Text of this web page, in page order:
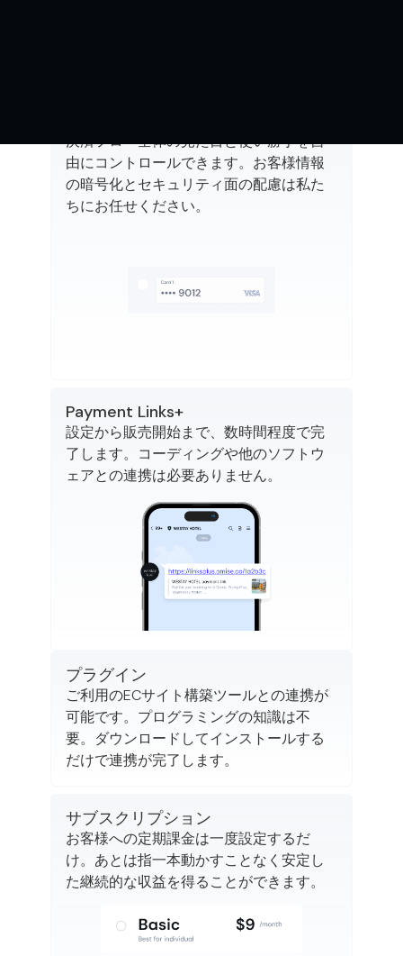
決済フロー全体の見た目と使い勝手を自
由にコントロールできます。お客様情報
の暗号化とセキュリティ面の配慮は私た
ちにお任せください。
Payment Links+
設定から販売開始まで、数時間程度で完
了します。コーディングや他のソフトウ
ェアとの連携は必要ありません。
プラグイン
ご利用のECサイト構築ツールとの連携が
可能です。プログラミングの知識は不
要。ダウンロードしてインストールする
だけで連携が完了します。
サブスクリプション
お客様への定期課金は一度設定するだ
け。あとは指一本動かすことなく安定し
た継続的な収益を得ることができます。